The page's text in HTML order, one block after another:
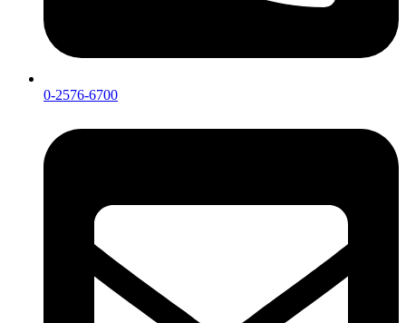
0-2576-6700